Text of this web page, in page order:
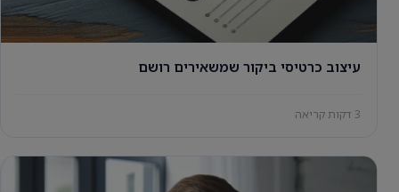
עיצוב כרטיסי ביקור שמשאירים רושם
3 דקות קריאה